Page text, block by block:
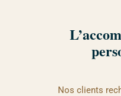
Nos clients